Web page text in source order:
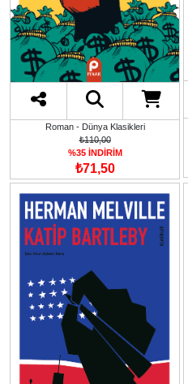
Roman - Dünya Klasikleri
₺110,00
%35 İNDİRİM
₺71,50